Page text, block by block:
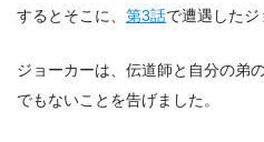
するとそこに、 第3話で遭遇したジ
ジョーカーは、伝道師と自分の弟
でもないことを告げました。